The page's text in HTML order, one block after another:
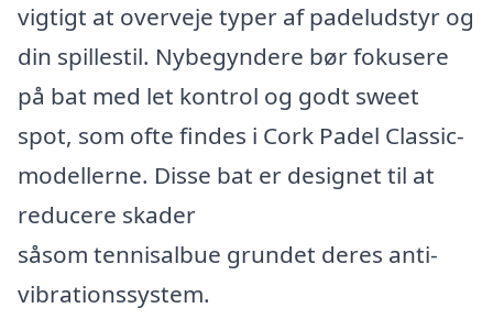
vigtigt at overveje typer af padeludstyr og
din spillestil. Nybegyndere bør fokusere
på bat med let kontrol og godt sweet
spot, som ofte findes i Cork Padel Classic-
modellerne. Disse bat er designet til at
reducere skader
såsom tennisalbue grundet deres anti-
vibrationssystem.